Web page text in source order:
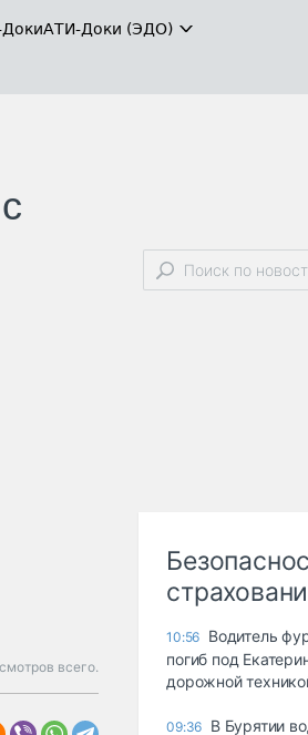
АТИ-Доки (ЭДО)
всего.
10:56 Водитель
погиб под
дорожной
09:36 В Бурятии